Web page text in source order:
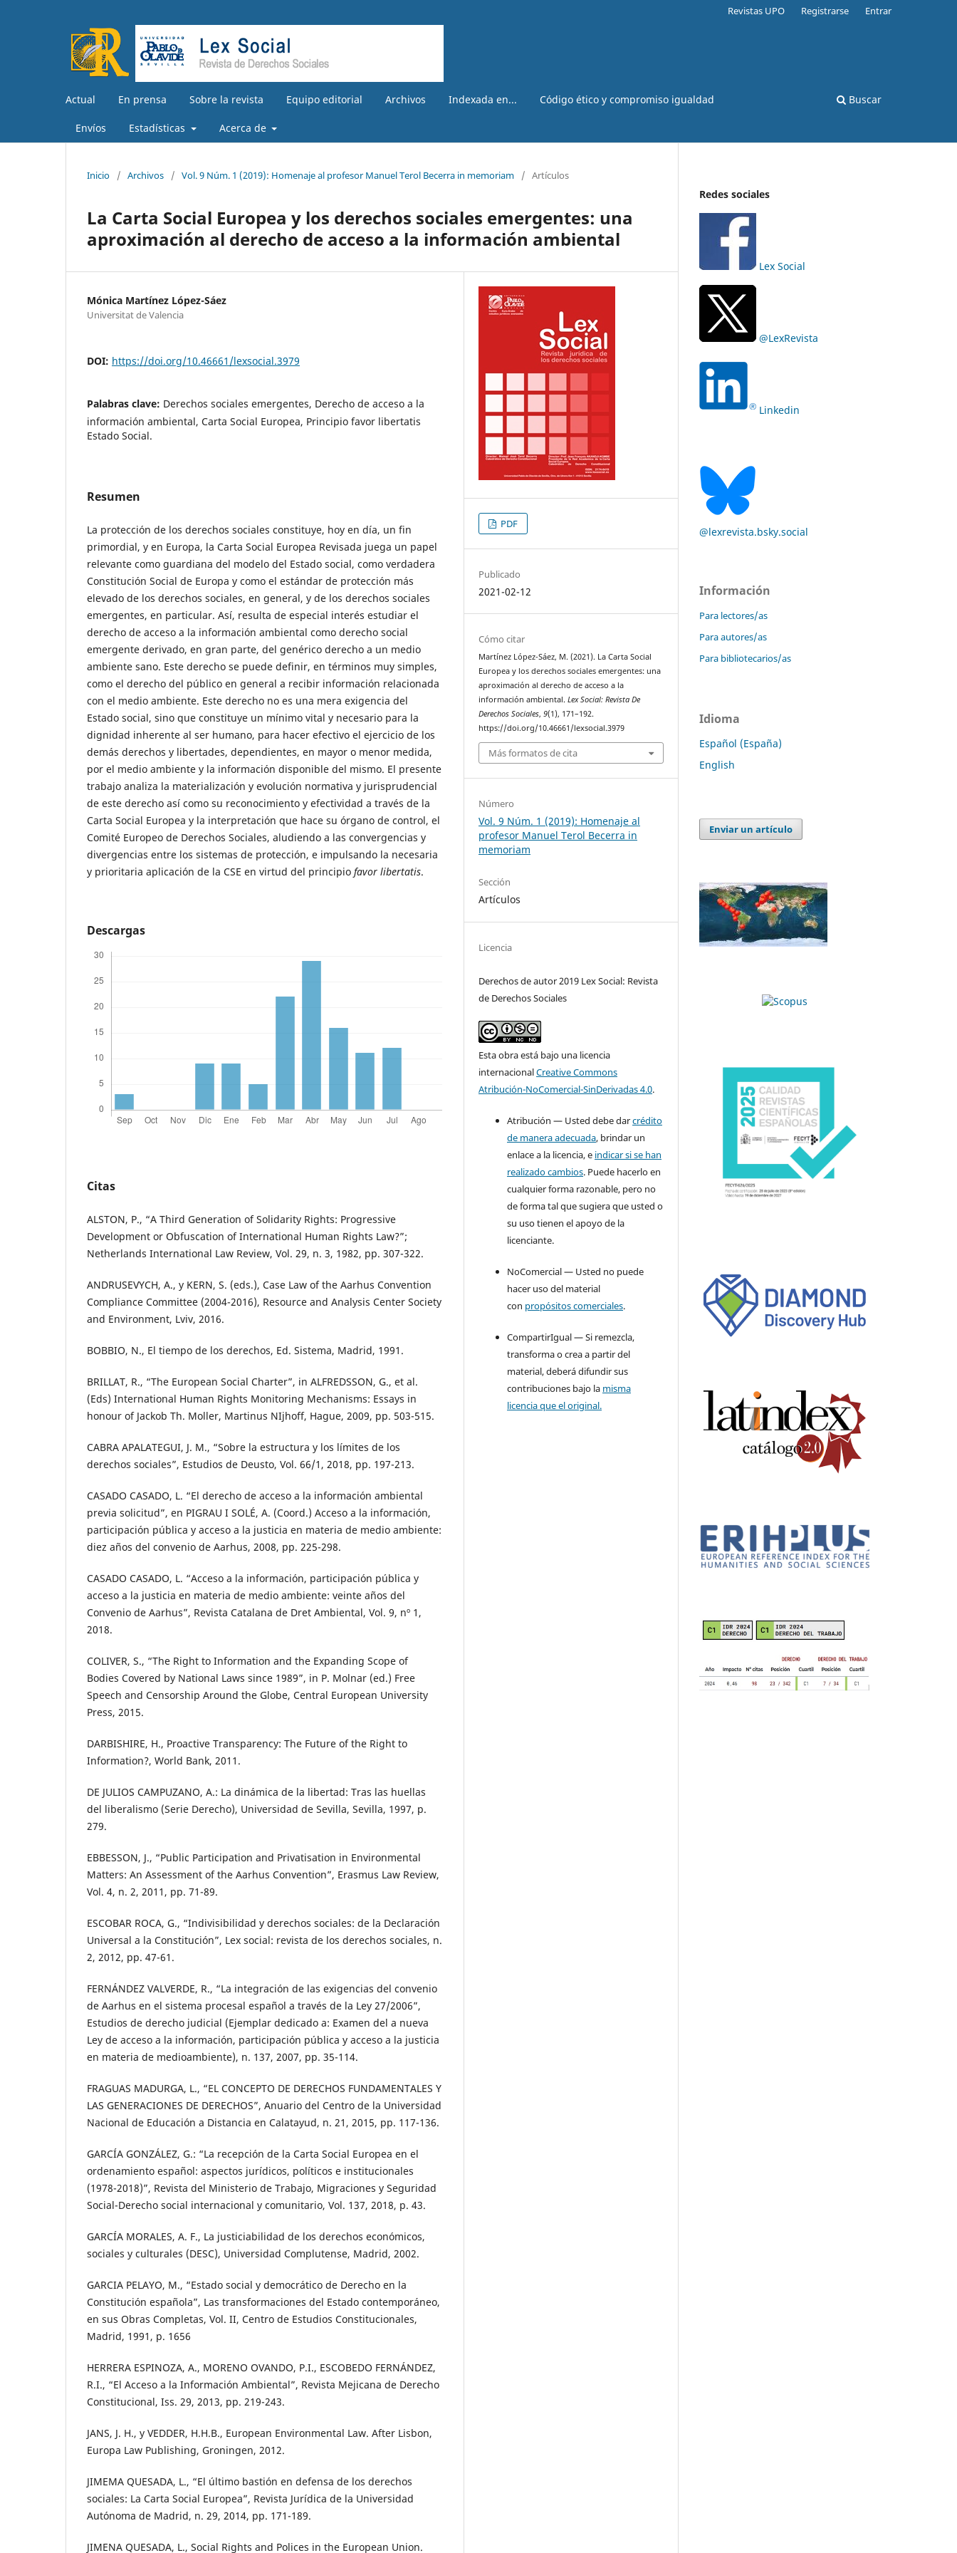
Actual En prensa Sobre la revista Equipo editorial Archivos Indexada en... Código ético y compromiso igualdad
Envíos Estadísticas Acerca de
Buscar
Revistas UPO Registrarse Entrar
Inicio / Archivos / Vol. 9 Núm. 1 (2019): Homenaje al profesor Manuel Terol Becerra in memoriam / Artículos
La Carta Social Europea y los derechos sociales emergentes: una
aproximación al derecho de acceso a la información ambiental
Mónica Martínez López-Sáez
Universitat de Valencia
DOI: https://doi.org/10.46661/lexsocial.3979
Palabras clave: Derechos sociales emergentes, Derecho de acceso a la
información ambiental, Carta Social Europea, Principio favor libertatis
Estado Social.
Resumen
La protección de los derechos sociales constituye, hoy en día, un fin
primordial, y en Europa, la Carta Social Europea Revisada juega un papel
relevante como guardiana del modelo del Estado social, como verdadera
Constitución Social de Europa y como el estándar de protección más
elevado de los derechos sociales, en general, y de los derechos sociales
emergentes, en particular. Así, resulta de especial interés estudiar el
derecho de acceso a la información ambiental como derecho social
emergente derivado, en gran parte, del genérico derecho a un medio
ambiente sano. Este derecho se puede definir, en términos muy simples,
como el derecho del público en general a recibir información relacionada
con el medio ambiente. Este derecho no es una mera exigencia del
Estado social, sino que constituye un mínimo vital y necesario para la
dignidad inherente al ser humano, para hacer efectivo el ejercicio de los
demás derechos y libertades, dependientes, en mayor o menor medida,
por el medio ambiente y la información disponible del mismo. El presente
trabajo analiza la materialización y evolución normativa y jurisprudencial
de este derecho así como su reconocimiento y efectividad a través de la
Carta Social Europea y la interpretación que hace su órgano de control, el
Comité Europeo de Derechos Sociales, aludiendo a las convergencias y
divergencias entre los sistemas de protección, e impulsando la necesaria
y prioritaria aplicación de la CSE en virtud del principio favor libertatis.
Descargas
Citas
ALSTON, P., “A Third Generation of Solidarity Rights: Progressive
Development or Obfuscation of International Human Rights Law?”;
Netherlands International Law Review, Vol. 29, n. 3, 1982, pp. 307-322.
ANDRUSEVYCH, A., y KERN, S. (eds.), Case Law of the Aarhus Convention
Compliance Committee (2004-2016), Resource and Analysis Center Society
and Environment, Lviv, 2016.
BOBBIO, N., El tiempo de los derechos, Ed. Sistema, Madrid, 1991.
BRILLAT, R., “The European Social Charter”, in ALFREDSSON, G., et al.
(Eds) International Human Rights Monitoring Mechanisms: Essays in
honour of Jackob Th. Moller, Martinus NIjhoff, Hague, 2009, pp. 503-515.
CABRA APALATEGUI, J. M., “Sobre la estructura y los límites de los
derechos sociales”, Estudios de Deusto, Vol. 66/1, 2018, pp. 197-213.
CASADO CASADO, L. “El derecho de acceso a la información ambiental
previa solicitud”, en PIGRAU I SOLÉ, A. (Coord.) Acceso a la información,
participación pública y acceso a la justicia en materia de medio ambiente:
diez años del convenio de Aarhus, 2008, pp. 225-298.
CASADO CASADO, L. “Acceso a la información, participación pública y
acceso a la justicia en materia de medio ambiente: veinte años del
Convenio de Aarhus”, Revista Catalana de Dret Ambiental, Vol. 9, nº 1,
2018.
COLIVER, S., “The Right to Information and the Expanding Scope of
Bodies Covered by National Laws since 1989”, in P. Molnar (ed.) Free
Speech and Censorship Around the Globe, Central European University
Press, 2015.
DARBISHIRE, H., Proactive Transparency: The Future of the Right to
Information?, World Bank, 2011.
DE JULIOS CAMPUZANO, A.: La dinámica de la libertad: Tras las huellas
del liberalismo (Serie Derecho), Universidad de Sevilla, Sevilla, 1997, p.
279.
EBBESSON, J., “Public Participation and Privatisation in Environmental
Matters: An Assessment of the Aarhus Convention”, Erasmus Law Review,
Vol. 4, n. 2, 2011, pp. 71-89.
ESCOBAR ROCA, G., “Indivisibilidad y derechos sociales: de la Declaración
Universal a la Constitución”, Lex social: revista de los derechos sociales, n.
2, 2012, pp. 47-61.
FERNÁNDEZ VALVERDE, R., “La integración de las exigencias del convenio
de Aarhus en el sistema procesal español a través de la Ley 27/2006”,
Estudios de derecho judicial (Ejemplar dedicado a: Examen del a nueva
Ley de acceso a la información, participación pública y acceso a la justicia
en materia de medioambiente), n. 137, 2007, pp. 35-114.
FRAGUAS MADURGA, L., “EL CONCEPTO DE DERECHOS FUNDAMENTALES Y
LAS GENERACIONES DE DERECHOS”, Anuario del Centro de la Universidad
Nacional de Educación a Distancia en Calatayud, n. 21, 2015, pp. 117-136.
GARCÍA GONZÁLEZ, G.: “La recepción de la Carta Social Europea en el
ordenamiento español: aspectos jurídicos, políticos e institucionales
(1978-2018)”, Revista del Ministerio de Trabajo, Migraciones y Seguridad
Social-Derecho social internacional y comunitario, Vol. 137, 2018, p. 43.
GARCÍA MORALES, A. F., La justiciabilidad de los derechos económicos,
sociales y culturales (DESC), Universidad Complutense, Madrid, 2002.
GARCIA PELAYO, M., “Estado social y democrático de Derecho en la
Constitución española”, Las transformaciones del Estado contemporáneo,
en sus Obras Completas, Vol. II, Centro de Estudios Constitucionales,
Madrid, 1991, p. 1656
HERRERA ESPINOZA, A., MORENO OVANDO, P.I., ESCOBEDO FERNÁNDEZ,
R.I., “El Acceso a la Información Ambiental”, Revista Mejicana de Derecho
Constitucional, Iss. 29, 2013, pp. 219-243.
JANS, J. H., y VEDDER, H.H.B., European Environmental Law. After Lisbon,
Europa Law Publishing, Groningen, 2012.
JIMEMA QUESADA, L., “El último bastión en defensa de los derechos
sociales: La Carta Social Europea”, Revista Jurídica de la Universidad
Autónoma de Madrid, n. 29, 2014, pp. 171-189.
JIMENA QUESADA, L., Social Rights and Polices in the European Union.
PDF
Publicado
2021-02-12
Cómo citar
Martínez López-Sáez, M. (2021). La Carta Social
Europea y los derechos sociales emergentes: una
aproximación al derecho de acceso a la
información ambiental.Lex Social: Revista De
Derechos Sociales,9(1), 171–192.
https://doi.org/10.46661/lexsocial.3979
Más formatos de cita
Número
Vol. 9 Núm. 1 (2019): Homenaje al
profesor Manuel Terol Becerra in
memoriam
Sección
Artículos
Licencia
Derechos de autor 2019 Lex Social: Revista
de Derechos Sociales
Esta obra está bajo una licencia
internacionalCreative Commons
Atribución-NoComercial-SinDerivadas 4.0.
Atribución — Usted debe darcrédito
de manera adecuada, brindar un
enlace a la licencia, e indicar si se han
realizado cambios. Puede hacerlo en
cualquier forma razonable, pero no
de forma tal que sugiera que usted o
su uso tienen el apoyo de la
licenciante.
NoComercial — Usted no puede
hacer uso del material
con propósitos comerciales.
CompartirIgual — Si remezcla,
transforma o crea a partir del
material, deberá difundir sus
contribuciones bajo la misma
licencia que el original.
Redes sociales
Lex Social
@LexRevista
Linkedin
@lexrevista.bsky.social
Información
Para lectores/as
Para autores/as
Para bibliotecarios/as
Idioma
Español (España)
English
Enviar un artículo